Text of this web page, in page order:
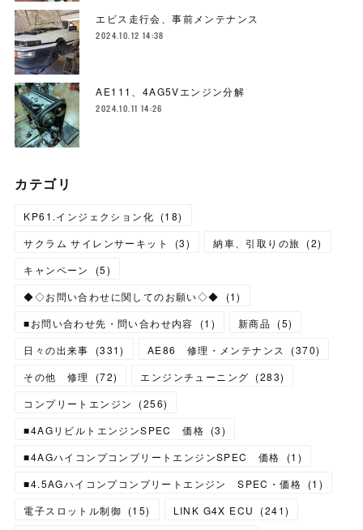
エビス走行会、事前メンテナンス
2024.10.12 14:38
AE111、4AG5Vエンジン分解
2024.10.11 14:26
カテゴリ
KP61.インジェクション化 (18)
サクラム サイレンサーキット
(3) 納車、引取りの旅 (2)
キャンペーン
(5)
◆◇お問い合わせに関してのお願い◇◆
(1)
■お問い合わせ先・問い合わせ内容
(1 ) 新商品 (5)
日々の出来事
(331) AE86 修理・メンテナンス (370)
その他 修理
(72) エンジンチューニング (283)
コンプリートエンジン
(256)
■4AGリビルトエンジンSPEC 価格 (3)
■4AGハイコンプコンプリートエンジンSPEC 価格
(1 )
■4.5AGハイコンプコンプリートエンジン SPEC・価格 (1 )
電子スロットル制御 (15) LINK G4X ECU (241)